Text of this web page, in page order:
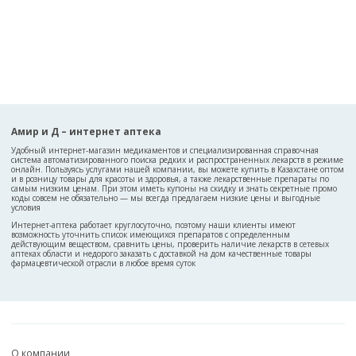
Амир и Д – интернет аптека
Удобный интернет-магазин медикаментов и специализированная справочная
система автоматизированного поиска редких и распространенных лекарств в режиме
онлайн. Пользуясь услугами нашей компании, вы можете купить в Казахстане оптом
и в розницу товары для красоты и здоровья, а также лекарственные препараты по
самым низким ценам. При этом иметь купоны на скидку и знать секретные промо
коды совсем не обязательно — мы всегда предлагаем низкие цены и выгодные
условия
Интернет-аптека работает круглосуточно, поэтому наши клиенты имеют
возможность уточнить список имеющихся препаратов с определенным
действующим веществом, сравнить цены, проверить наличие лекарств в сетевых
аптеках области и недорого заказать с доставкой на дом качественные товары
фармацевтической отрасли в любое время суток
О компании